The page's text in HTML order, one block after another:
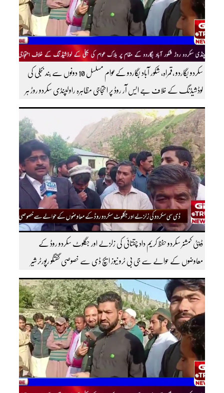
سکردو بگاردو ،قمراہ، شکور آباد بگاردو کےعوام مسلسل 10 دونوں سے بند بجلی کی
لوڈشیڈنگ کے خلاف جے ایس آر روڈ پر احتجاجی مظاہرہ راولپنڈی سکردو روڑ ہر
قسم کی ٹریفک کے لئے بند۔۔ مزید اپڈیٹس کے لیے ہمارے یوٹیوب چینل کو
سبسکرائب کریں
ڈپٹی کمشنر سکردو حفظ کریم داد چقتائی کی زلزلے اور جگلوٹ سکردو روڈ کے
معاوضوں کے حوالے سے جی بی ٹرو نیوز ایچ ڈی سے خصوصی گفتگو رپورٹر شیر
افضل روندو